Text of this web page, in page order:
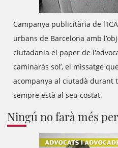
Campanya publicitària de
urbans de Barcelona amb
ciutadania el paper de
caminaràs sol’, el missatge
acompanya al ciutadà
sempre està al seu costat.
Ningú no farà més